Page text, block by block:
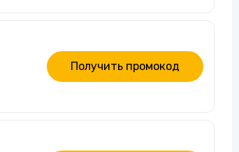
Получить промокод